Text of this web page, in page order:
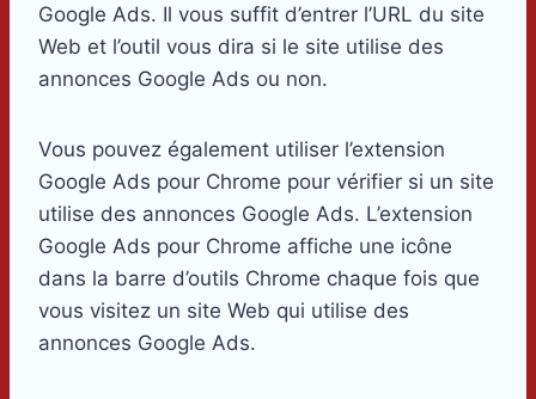
Google Ads. Il vous suffit d’entrer l’URL du site
Web et l’outil vous dira si le site utilise des
annonces Google Ads ou non.
Vous pouvez également utiliser l’extension
Google Ads pour Chrome pour vérifier si un site
utilise des annonces Google Ads. L’extension
Google Ads pour Chrome affiche une icône
dans la barre d’outils Chrome chaque fois que
vous visitez un site Web qui utilise des
annonces Google Ads.